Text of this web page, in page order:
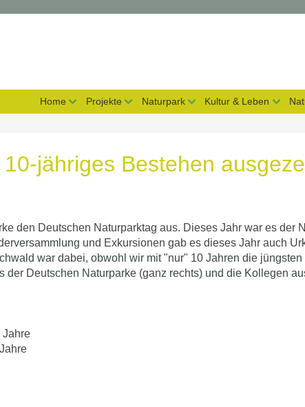
Home Projekte Naturpark Kultur & Leben
jähriges Bestehen
den Deutschen Naturparktag aus. Dieses Jahr war es der
und Exkursionen gab es dieses Jahr auch
war dabei, obwohl wir mit "nur" 10 Jahren die
der Deutschen Naturparke (ganz rechts) und die Kollegen
Jahre